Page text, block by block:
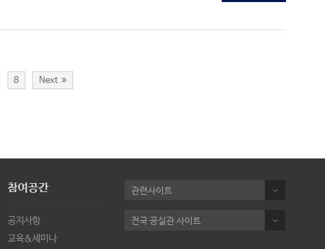
8 Next
참여공간
공지사항
교육&세미나
관련사이트
전국 공실관 사이트